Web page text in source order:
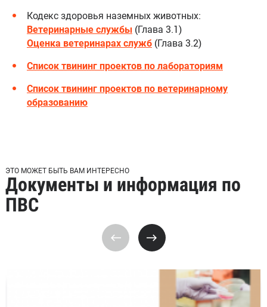
Кодекс здоровья наземных животных:
Ветеринарные службы (Глава 3.1)
Оценка ветеринарах служб (Глава 3.2)
Список твининг проектов по лабораториям
Список твининг проектов по ветеринарному
образованию
ЭТО МОЖЕТ БЫТЬ ВАМ ИНТЕРЕСНО
Документы и информация по
ПВС